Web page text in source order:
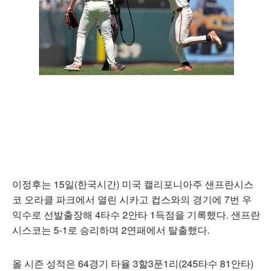
이정후는 15일(한국시간) 미국 캘리포니아주 샌프란시스
코 오라클 파크에서 열린 시카고 컵스와의 경기에 7번 우
익수로 선발출장해 4타수 2안타 1득점을 기록했다. 샌프란
시스코는 5-1로 승리하며 2연패에서 탈출했다.
올 시즌 성적은 64경기 타율 3할3푼1리(245타수 81안타)